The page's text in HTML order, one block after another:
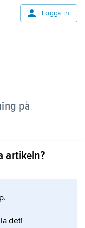
Logga in
på
artikeln?
det!